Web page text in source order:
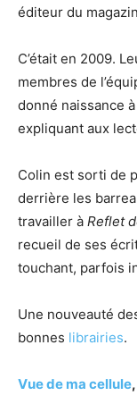
éditeur du
C’était en 2009.
membres de
donné naissance
expliquant aux
Colin est sorti de
derrière les
travailler à Reflet
recueil de ses
touchant, parfois
Une nouveauté
bonnes librairies.
Vue de ma cellule